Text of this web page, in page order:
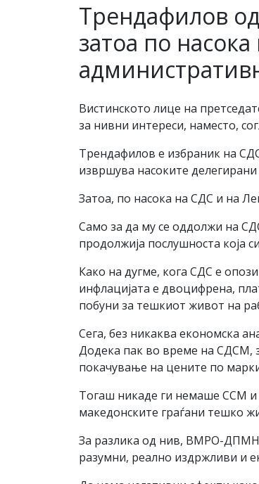
Трендафилов
затоа по
Вистинското лице на
за нивни интереси, наместо,
Трендафилов е избраник на
извршува насоките делегирани
Затоа, по насока на СДС и на
Само за да му се оддолжи на
продолжија послушноста која
Како на дугме, кога СДС е
инфлацијата е двоцифрена,
побуни за тешкиот живот на
Сега, без никаква економска
Додека пак во време на СДСМ,
покачување на цените по
Тогаш никаде ги немаше ССМ и
македонските граѓани тешко
За разлика од нив, ВМРО-ДПМНЕ
разумни, реално издржливи и